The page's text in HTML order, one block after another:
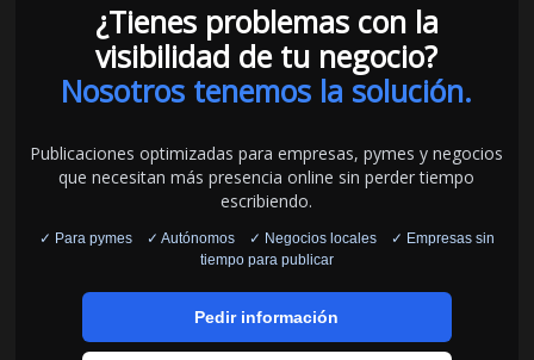
¿Tienes problemas con la
visibilidad de tu negocio?
Nosotros tenemos la solución.
Publicaciones optimizadas para empresas, pymes y negocios
que necesitan más presencia online sin perder tiempo
escribiendo.
✓ Para pymes ✓ Autónomos ✓ Negocios locales ✓ Empresas sin
tiempo para publicar
Pedir información